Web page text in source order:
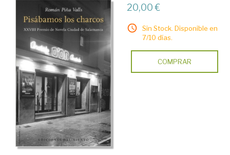
20,00 €
Sin Stock. Disponible en
7/10 días.
COMPRAR